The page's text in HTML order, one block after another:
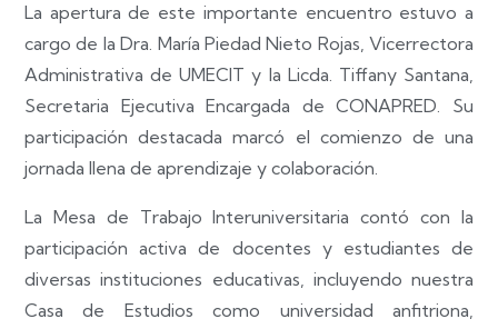
La apertura de este importante encuentro estuvo a
cargo de la Dra. María Piedad Nieto Rojas, Vicerrectora
Administrativa de UMECIT y la Licda. Tiffany Santana,
Secretaria Ejecutiva Encargada de CONAPRED. Su
participación destacada marcó el comienzo de una
jornada llena de aprendizaje y colaboración.
La Mesa de Trabajo Interuniversitaria contó con la
participación activa de docentes y estudiantes de
diversas instituciones educativas, incluyendo nuestra
Casa de Estudios como universidad anfitriona,